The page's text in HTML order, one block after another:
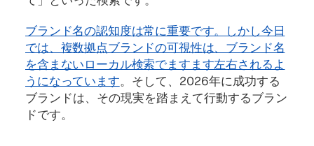
ブランド名の認知度は常に重要です。しかし今日
では、複数拠点ブランドの可視性は、ブランド名
を含まないローカル検索でますます左右されるよ
うになっています。そして、2026年に成功する
ブランドは、その現実を踏まえて行動するブラン
ドです。